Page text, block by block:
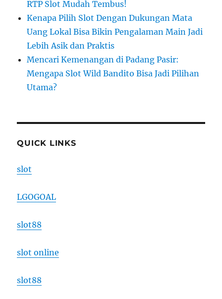
RTP Slot Mudah Tembus!
Kenapa Pilih Slot Dengan Dukungan Mata
Uang Lokal Bisa Bikin Pengalaman Main Jadi
Lebih Asik dan Praktis
Mencari Kemenangan di Padang Pasir:
Mengapa Slot Wild Bandito Bisa Jadi Pilihan
Utama?
QUICK LINKS
slot
LGOGOAL
slot88
slot online
slot88